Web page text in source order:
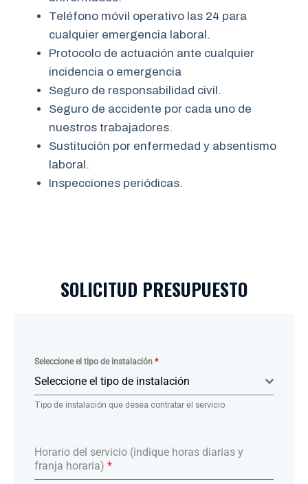
Teléfono móvil operativo las 24 para
cualquier emergencia laboral.
Protocolo de actuación ante cualquier
incidencia o emergencia
Seguro de responsabilidad civil.
Seguro de accidente por cada uno de
nuestros trabajadores.
Sustitución por enfermedad y absentismo
laboral.
Inspecciones periódicas.
SOLICITUD PRESUPUESTO
Seleccione el tipo de instalación *
Seleccione el tipo de instalación
Tipo de instalación que desea contratar el servicio
Horario del servicio (indique horas diarias y
franja horaria) *